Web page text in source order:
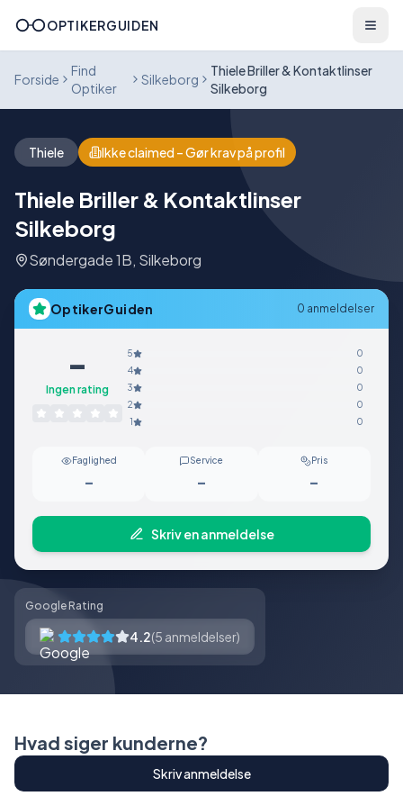
OPTIKERGUIDEN
Forside
Find
Optiker
Silkeborg
Thiele Briller & Kontaktlinser
Silkeborg
Thiele Ikke claimed – Gør krav på profil
Thiele Briller & Kontaktlinser
Silkeborg
Søndergade 1B, Silkeborg
OptikerGuiden 0 anmeldelser
-
Ingen rating
5
0
4
0
3
0
2
0
1
0
Faglighed
-
Service
-
Pris
-
Skriv en anmeldelse
Google Rating
4.2(5 anmeldelser)
Hvad siger kunderne?
Skriv anmeldelse